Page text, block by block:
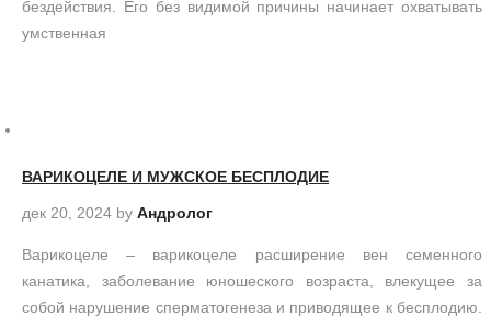
бездействия. Его без видимой причины начинает охватывать
умственная
ВАРИКОЦЕЛЕ И МУЖСКОЕ БЕСПЛОДИЕ
дек 20, 2024 by Андролог
Варикоцеле – варикоцеле расширение вен семенного
канатика, заболевание юношеского возраста, влекущее за
собой нарушение сперматогенеза и приводящее к бесплодию.